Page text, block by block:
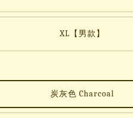
XL【男款】
炭灰色 Charcoal